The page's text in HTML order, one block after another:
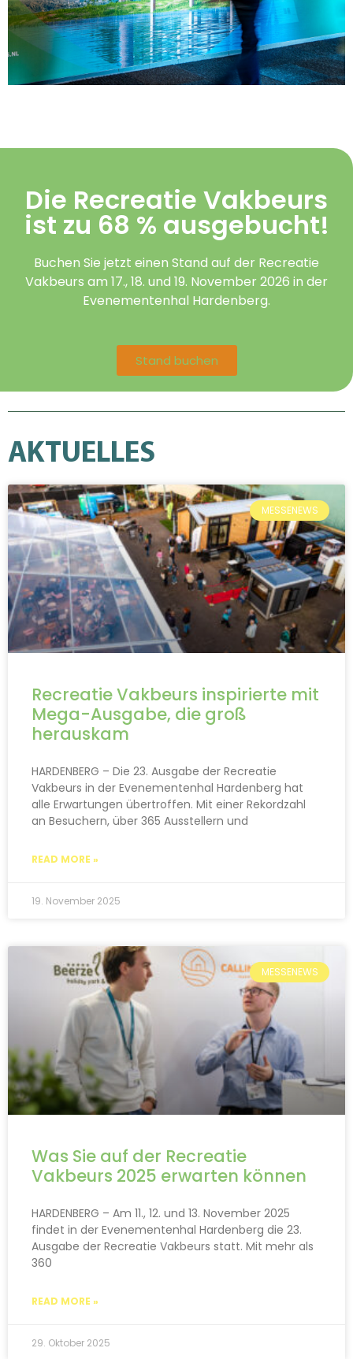
Die Recreatie Vakbeurs
ist zu 68 % ausgebucht!
Buchen Sie jetzt einen Stand auf der Recreatie
Vakbeurs am 17., 18. und 19. November 2026 in der
Evenementenhal Hardenberg.
Stand buchen
AKTUELLES
MESSENEWS
Recreatie Vakbeurs inspirierte mit
Mega-Ausgabe, die groß
herauskam
HARDENBERG – Die 23. Ausgabe der Recreatie
Vakbeurs in der Evenementenhal Hardenberg hat
alle Erwartungen übertroffen. Mit einer Rekordzahl
an Besuchern, über 365 Ausstellern und
READ MORE »
19. November 2025
MESSENEWS
Was Sie auf der Recreatie
Vakbeurs 2025 erwarten können
HARDENBERG – Am 11., 12. und 13. November 2025
findet in der Evenementenhal Hardenberg die 23.
Ausgabe der Recreatie Vakbeurs statt. Mit mehr als
360
READ MORE »
29. Oktober 2025